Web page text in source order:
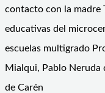
contacto con la madre
educativas del
escuelas multigrado
Mialqui, Pablo Neruda
de Carén